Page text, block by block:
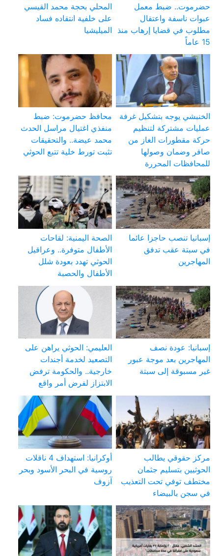
حضرموت.. ضبط معمل
عبوات ناسفة واعتقال
مطلوب في قضايا إرهاب منذ
15 عاماً
المحلي بحجة محمد القيسي
على خلفية انتقاده فساد
الميليشيا
الخنبشي يوجه بتشكيل غرفة
عمليات مشتركة لتنظيم
حركة مقطورات الغاز من
صافر وضمان وصولها
للمحافظات المحررة
محافظ حضرموت: ضبط
منفذي اغتيال مراسل الحدث
محمد عيضة.. والتحقيقات
تثبت تورط خلية تتبع الحوثي
إسبانيا تنصب حاجزا عائما
في سبتة عقب تدفق
المهاجرين
الصحة اليمنية: لقاحات
الأطفال متوفرة.. وعراقيل
الحوثي تهدد بعودة شلل
الأطفال والحصبة
إسبانيا: عودة نصف
المهاجرين بعد موجة عبور
غير مسبوقة إلى سبتة
العليمي: الحوثي يراهن على
التصعيد لخدمة أجندات
خارجية.. والحكومة ترفض
الابتزاز لفرض أمر واقع
مركز حقوقي يطالب
الحوثيين بتسليم جثمان
مختطف توفي تحت التعذيب
في سجن بالبيضاء
أوكرانيا: استهداف 4 ناقلات
روسية في البحر الأسود وبحر
آزوف